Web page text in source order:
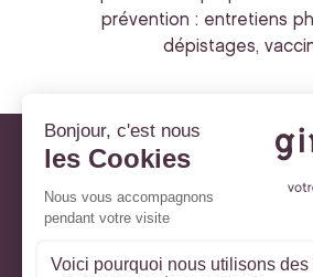
prévention : entretiens
dépistages,
À